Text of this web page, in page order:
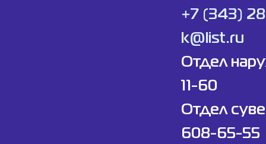
+7 (343)
k@list.ru
Отдел
11-60
Отдел
608-65-55